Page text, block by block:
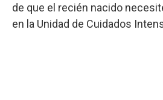
de que el recién nacido
en la Unidad de Cuidados